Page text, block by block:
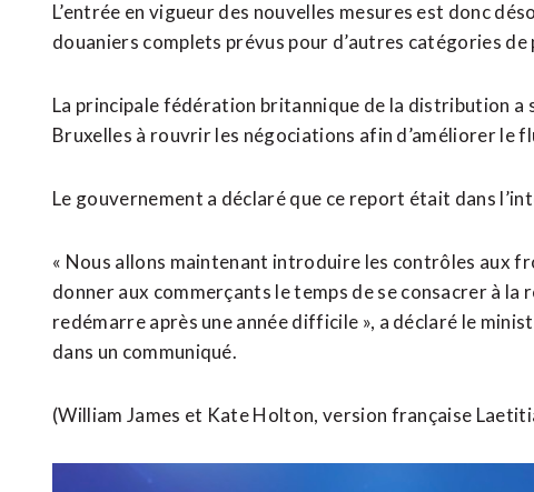
L’entrée en vigueur des nouvelles mesures est donc
douaniers complets prévus pour d’autres catégories
La principale fédération britannique de la distribution a
Bruxelles à rouvrir les négociations afin d’améliorer le
Le gouvernement a déclaré que ce report était dans
« Nous allons maintenant introduire les contrôles aux
donner aux commerçants le temps de se consacrer à
redémarre après une année difficile », a déclaré le
dans un communiqué.
(William James et Kate Holton, version française